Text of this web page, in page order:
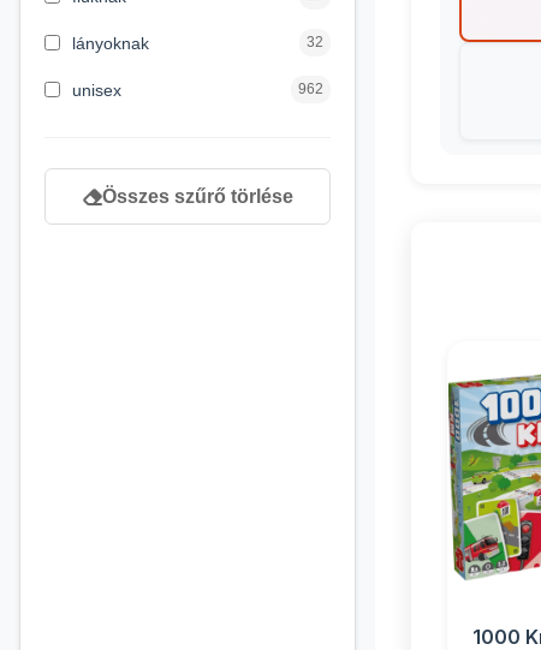
7 éves kortól 53
lányoknak 32
unisex 962
Összes szűrő törlése
1000